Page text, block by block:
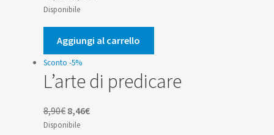
prezzo
originale
era:
10,00€.
attuale
è:
9,50€.
Disponibile
Aggiungi al carrello
Sconto -5%
L’arte di predicare
8,90€ Il
prezzo
8,46€Il
Disponibile